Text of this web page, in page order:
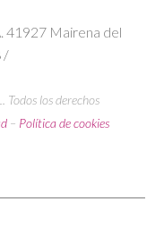
41927 Mairena del
/
los derechos
– Política de cookies